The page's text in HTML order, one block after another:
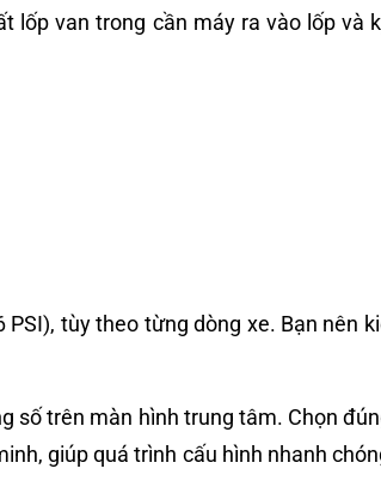
van trong cần máy ra vào lốp
tùy theo từng dòng xe. Bạn nên
số trên màn hình trung tâm. Chọn
giúp quá trình cấu hình nhanh